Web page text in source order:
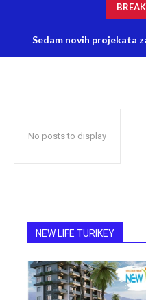
Sedam novih projekata
No posts to display
NEW LIFE TURIKEY